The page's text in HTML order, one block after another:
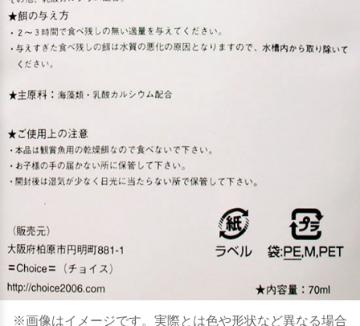
※画像はイメージです。実際とは色や形状など異なる場合